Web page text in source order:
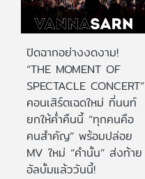
ปิดฉากอย่างงดงาม!
“THE MOMENT OF
SPECTACLE CONCERT”
คอนเสิร์ตเฉดใหม่ ที่นนท์
ยกให้ค่ำคืนนี้ “ทุกคนคือ
คนสำคัญ” พร้อมปล่อย
MV ใหม่ “คำนั้น” ส่งท้าย
อัลบั้มแล้ววันนี้!